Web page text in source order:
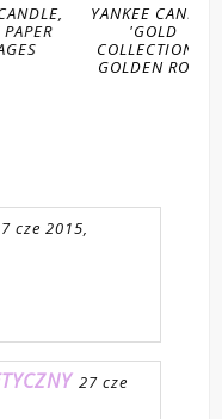
YANKEE CANDLE
'GOLD
COLLECTION' -
GOLDEN ROSE
cze 2015,
27 cze